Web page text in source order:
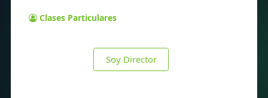
Clases Particulares
Soy Director